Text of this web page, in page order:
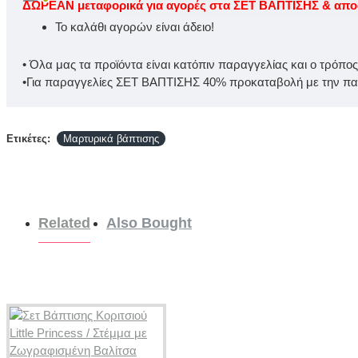
Το καλάθι αγορών είναι άδειο!
ΔΩΡΕΑΝ μεταφορικά για αγορές στα ΣΕΤ ΒΑΠΤΙΣΗΣ &
• Όλα μας τα προϊόντα είναι κατόπιν παραγγελίας και ο
•Για παραγγελίες ΣΕΤ ΒΑΠΤΙΣΗΣ 40% προκαταβολή με την
Ετικέτες: Μαρτυρικά βάπτισης
Related Also Bought